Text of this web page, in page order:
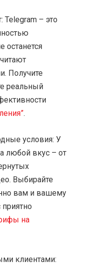
Telegram – это
останется
Получите
реальный
.
условия: У
любой вкус – от
Выбирайте
вам и вашему
на
клиентами: